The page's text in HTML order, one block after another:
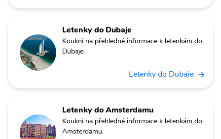
Letenky do Dubaje
Koukni na přehledné informace k letenkám do
Dubaje.
Letenky do Dubaje
Letenky do Amsterdamu
Koukni na přehledné informace k letenkám do
Amsterdamu.